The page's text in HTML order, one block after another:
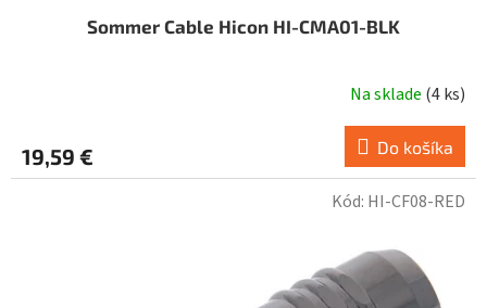
Sommer Cable Hicon HI-CMA01-BLK
Na sklade (4 ks)
19,59 € Do košíka
Kód: HI-CF08-RED